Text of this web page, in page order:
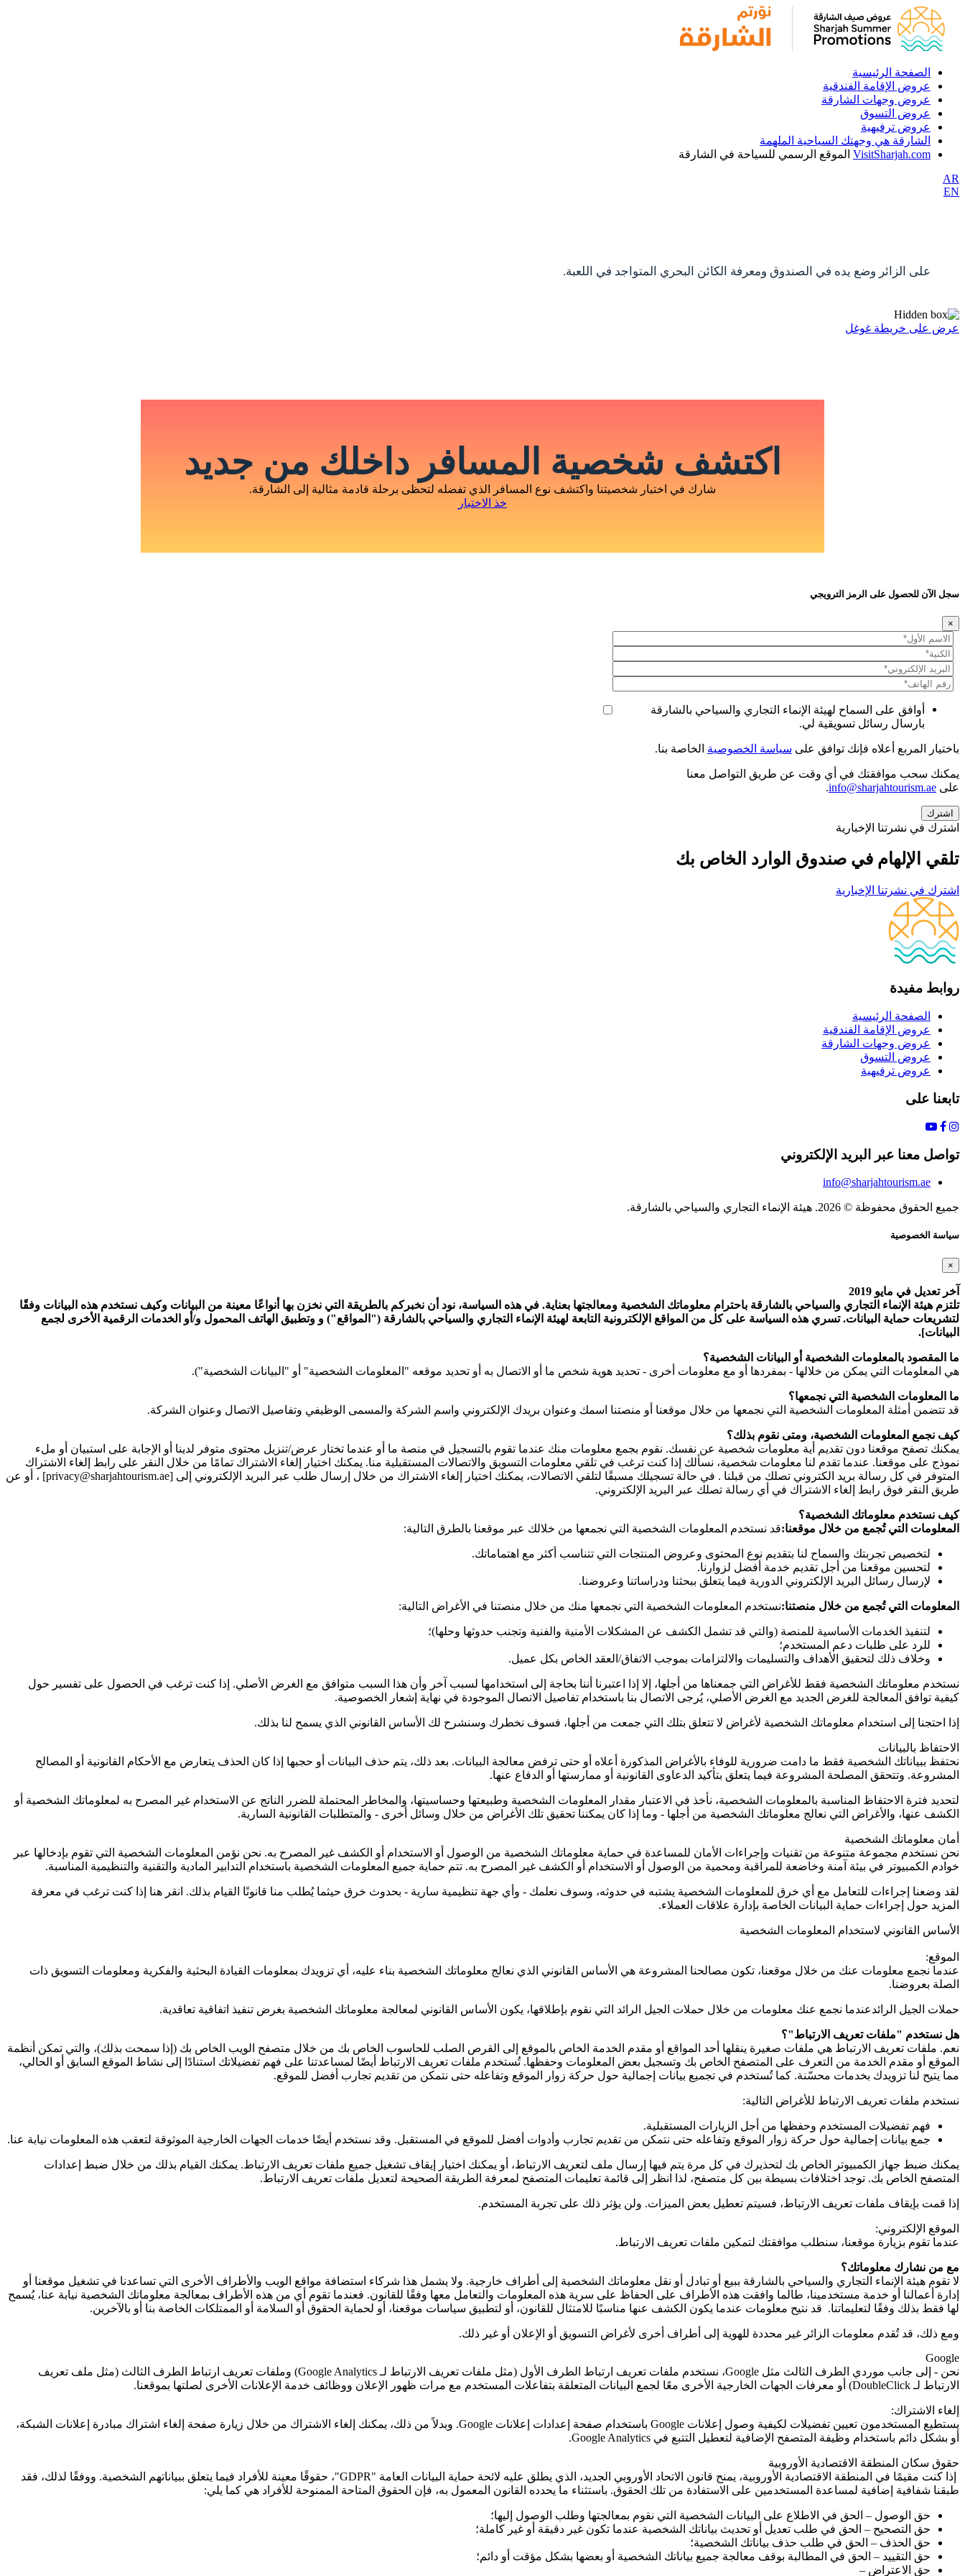
الصفحة الرئيسية
عروض الإقامة الفندقية
عروض وجهات الشارقة
عروض التسوق
عروض ترفيهية
الشارقة هي وجهتك السياحية الملهمة
VisitSharjah.com الموقع الرسمي للسياحة في الشارقة
AR
EN
على الزائر وضع يده في الصندوق ومعرفة الكائن البحري المتواجد في اللعبة.
عرض على خريطة غوغل
اكتشف شخصية المسافر داخلك من جديد
شارك في اختبار شخصيتنا واكتشف نوع المسافر الذي تفضله لتحظى برحلة قادمة مثالية إلى الشارقة.
خذ الاختبار
سجل الآن للحصول على الرمز الترويجي
×
أوافق على السماح لهيئة الإنماء التجاري والسياحي بالشارقة
بارسال رسائل تسويقية لي.
باختيار المربع أعلاه فإنك توافق على سياسة الخصوصية الخاصة بنا.
يمكنك سحب موافقتك في أي وقت عن طريق التواصل معنا
على info@sharjahtourism.ae
.
اشترك في نشرتنا الإخبارية
تلقي الإلهام في صندوق الوارد الخاص بك
اشترك في نشرتنا الإخبارية
روابط مفيدة
الصفحة الرئيسية
عروض الإقامة الفندقية
عروض وجهات الشارقة
عروض التسوق
عروض ترفيهية
تابعنا على
تواصل معنا عبر البريد الإلكتروني
info@sharjahtourism.ae
جميع الحقوق محفوظة © 2026. هيئة الإنماء التجاري والسياحي بالشارقة.
سياسة الخصوصية
×
آخر تعديل في مايو 2019
تلتزم هيئة الإنماء التجاري والسياحي بالشارقة باحترام معلوماتك الشخصية ومعالجتها بعناية. في هذه السياسة، نود أن نخبركم بالطريقة التي نخزن بها أنواعًا معينة من البيانات وكيف نستخدم هذه البيانات وفقًا
لتشريعات حماية البيانات. تسري هذه السياسة على كل من المواقع الإلكترونية التابعة لهيئة الإنماء التجاري والسياحي بالشارقة ("المواقع") و وتطبيق الهاتف المحمول و/أو الخدمات الرقمية الأخرى لجمع
البيانات].
ما المقصود بالمعلومات الشخصية أو البيانات الشخصية؟
هي المعلومات التي يمكن من خلالها - بمفردها أو مع معلومات أخرى - تحديد هوية شخص ما أو الاتصال به أو تحديد موقعه "المعلومات الشخصية" أو "البيانات الشخصية").
ما المعلومات الشخصية التي نجمعها؟
قد تتضمن أمثلة المعلومات الشخصية التي نجمعها من خلال موقعنا أو منصتنا اسمك وعنوان بريدك الإلكتروني واسم الشركة والمسمى الوظيفي وتفاصيل الاتصال وعنوان الشركة.
كيف نجمع المعلومات الشخصية، ومتى نقوم بذلك؟
يمكنك تصفح موقعنا دون تقديم أية معلومات شخصية عن نفسك. نقوم بجمع معلومات منك عندما تقوم بالتسجيل في منصة ما أو عندما تختار عرض/تنزيل محتوى متوفر لدينا أو الإجابة على استبيان أو ملء
نموذج على موقعنا. عندما تقدم لنا معلومات شخصية، نسألك إذا كنت ترغب في تلقي معلومات التسويق والاتصالات المستقبلية منا. يمكنك اختيار إلغاء الاشتراك تمامًا من خلال النقر على رابط إلغاء الاشتراك
المتوفر في كل رسالة بريد الكتروني تصلك من قبلنا . في حالة تسجيلك مسبقًا لتلقي الاتصالات، يمكنك اختيار إلغاء الاشتراك من خلال إرسال طلب عبر البريد الإلكتروني إلى [privacy@sharjahtourism.ae] ، أو عن
طريق النقر فوق رابط إلغاء الاشتراك في أي رسالة تصلك عبر البريد الإلكتروني.
كيف نستخدم معلوماتك الشخصية؟
المعلومات التي تُجمع من خلال موقعنا:قد نستخدم المعلومات الشخصية التي نجمعها من خلالك عبر موقعنا بالطرق التالية:
لتخصيص تجربتك والسماح لنا بتقديم نوع المحتوى وعروض المنتجات التي تتناسب أكثر مع اهتماماتك.
لتحسين موقعنا من أجل تقديم خدمة أفضل لزوارنا.
لإرسال رسائل البريد الإلكتروني الدورية فيما يتعلق ببحثنا ودراساتنا وعروضنا.
المعلومات التي تُجمع من خلال منصتنا:نستخدم المعلومات الشخصية التي نجمعها منك من خلال منصتنا في الأغراض التالية:
لتنفيذ الخدمات الأساسية للمنصة (والتي قد تشمل الكشف عن المشكلات الأمنية والفنية وتجنب حدوثها وحلها)؛
للرد على طلبات دعم المستخدم؛
وخلاف ذلك لتحقيق الأهداف والتسليمات والالتزامات بموجب الاتفاق/العقد الخاص بكل عميل.
نستخدم معلوماتك الشخصية فقط للأغراض التي جمعناها من أجلها، إلا إذا اعتبرنا أننا بحاجة إلى استخدامها لسبب آخر وأن هذا السبب متوافق مع الغرض الأصلي. إذا كنت ترغب في الحصول على تفسير حول
كيفية توافق المعالجة للغرض الجديد مع الغرض الأصلي، يُرجى الاتصال بنا باستخدام تفاصيل الاتصال الموجودة في نهاية إشعار الخصوصية.
إذا احتجنا إلى استخدام معلوماتك الشخصية لأغراض لا تتعلق بتلك التي جمعت من أجلها، فسوف نخطرك وسنشرح لك الأساس القانوني الذي يسمح لنا بذلك.
الاحتفاظ بالبيانات
نحتفظ ببياناتك الشخصية فقط ما دامت ضرورية للوفاء بالأغراض المذكورة أعلاه أو حتى ترفض معالجة البيانات. بعد ذلك، يتم حذف البيانات أو حجبها إذا كان الحذف يتعارض مع الأحكام القانونية أو المصالح
المشروعة. وتتحقق المصلحة المشروعة فيما يتعلق بتأكيد الدعاوى القانونية أو ممارستها أو الدفاع عنها.
لتحديد فترة الاحتفاظ المناسبة بالمعلومات الشخصية، نأخذ في الاعتبار مقدار المعلومات الشخصية وطبيعتها وحساسيتها، والمخاطر المحتملة للضرر الناتج عن الاستخدام غير المصرح به لمعلوماتك الشخصية أو
الكشف عنها، والأغراض التي نعالج معلوماتك الشخصية من أجلها - وما إذا كان يمكننا تحقيق تلك الأغراض من خلال وسائل أخرى - والمتطلبات القانونية السارية.
أمان معلوماتك الشخصية
نحن نستخدم مجموعة متنوعة من تقنيات وإجراءات الأمان للمساعدة في حماية معلوماتك الشخصية من الوصول أو الاستخدام أو الكشف غير المصرح به. نحن نؤمن المعلومات الشخصية التي تقوم بإدخالها عبر
خوادم الكمبيوتر في بيئة آمنة وخاضعة للمراقبة ومحمية من الوصول أو الاستخدام أو الكشف غير المصرح به. تتم حماية جميع المعلومات الشخصية باستخدام التدابير المادية والتقنية والتنظيمية المناسبة.
لقد وضعنا إجراءات للتعامل مع أي خرق للمعلومات الشخصية يشتبه في حدوثه، وسوف نعلمك - وأي جهة تنظيمية سارية - بحدوث خرق حيثما يُطلب منا قانونًا القيام بذلك. انقر هنا إذا كنت ترغب في معرفة
المزيد حول إجراءات حماية البيانات الخاصة بإدارة علاقات العملاء.
الأساس القانوني لاستخدام المعلومات الشخصية
الموقع:
عندما نجمع معلومات عنك من خلال موقعنا، تكون مصالحنا المشروعة هي الأساس القانوني الذي نعالج معلوماتك الشخصية بناء عليه، أي تزويدك بمعلومات القيادة البحثية والفكرية ومعلومات التسويق ذات
الصلة بعروضنا.
حملات الجيل الرائدعندما نجمع عنك معلومات من خلال حملات الجيل الرائد التي نقوم بإطلاقها، يكون الأساس القانوني لمعالجة معلوماتك الشخصية بغرض تنفيذ اتفاقية تعاقدية.
هل نستخدم "ملفات تعريف الارتباط"؟
نعم. ملفات تعريف الارتباط هي ملفات صغيرة ينقلها أحد المواقع أو مقدم الخدمة الخاص بالموقع إلى القرص الصلب للحاسوب الخاص بك من خلال متصفح الويب الخاص بك (إذا سمحت بذلك)، والتي تمكن أنظمة
الموقع أو مقدم الخدمة من التعرف على المتصفح الخاص بك وتسجيل بعض المعلومات وحفظها. تُستخدم ملفات تعريف الارتباط أيضًا لمساعدتنا على فهم تفضيلاتك استنادًا إلى نشاط الموقع السابق أو الحالي،
مما يتيح لنا تزويدك بخدمات محسّنة. كما تُستخدم في تجميع بيانات إجمالية حول حركة زوار الموقع وتفاعله حتى نتمكن من تقديم تجارب أفضل للموقع.
نستخدم ملفات تعريف الارتباط للأغراض التالية:
فهم تفضيلات المستخدم وحفظها من أجل الزيارات المستقبلية.
جمع بيانات إجمالية حول حركة زوار الموقع وتفاعله حتى نتمكن من تقديم تجارب وأدوات أفضل للموقع في المستقبل. وقد نستخدم أيضًا خدمات الجهات الخارجية الموثوقة لتعقب هذه المعلومات نيابة عنا.
يمكنك ضبط جهاز الكمبيوتر الخاص بك لتحذيرك في كل مرة يتم فيها إرسال ملف لتعريف الارتباط، أو يمكنك اختيار إيقاف تشغيل جميع ملفات تعريف الارتباط. يمكنك القيام بذلك من خلال ضبط إعدادات
المتصفح الخاص بك. توجد اختلافات بسيطة بين كل متصفح، لذا انظر إلى قائمة تعليمات المتصفح لمعرفة الطريقة الصحيحة لتعديل ملفات تعريف الارتباط.
إذا قمت بإيقاف ملفات تعريف الارتباط، فسيتم تعطيل بعض الميزات. ولن يؤثر ذلك على تجربة المستخدم.
الموقع الإلكتروني:
عندما تقوم بزيارة موقعنا، سنطلب موافقتك لتمكين ملفات تعريف الارتباط.
مع من نشارك معلوماتك؟
لا تقوم هيئة الإنماء التجاري والسياحي بالشارقة ببيع أو تبادل أو نقل معلوماتك الشخصية إلى أطراف خارجية. ولا يشمل هذا شركاء استضافة مواقع الويب والأطراف الأخرى التي تساعدنا في تشغيل موقعنا أو
إدارة أعمالنا أو خدمة مستخدمينا، طالما وافقت هذه الأطراف على الحفاظ على سرية هذه المعلومات والتعامل معها وفقًا للقانون. فعندما تقوم أي من هذه الأطراف بمعالجة معلوماتك الشخصية نيابة عنا، يُسمح
لها فقط بذلك وفقًا لتعليماتنا. قد نتيح معلومات عندما يكون الكشف عنها مناسبًا للامتثال للقانون، أو لتطبيق سياسات موقعنا، أو لحماية الحقوق أو السلامة أو الممتلكات الخاصة بنا أو بالآخرين.
ومع ذلك، قد تُقدم معلومات الزائر غير محددة للهوية إلى أطراف أخرى لأغراض التسويق أو الإعلان أو غير ذلك.
Google
نحن - إلى جانب موردي الطرف الثالث مثل Google، نستخدم ملفات تعريف ارتباط الطرف الأول (مثل ملفات تعريف الارتباط لـ Google Analytics) وملفات تعريف ارتباط الطرف الثالث (مثل ملف تعريف
الارتباط لـ DoubleClick) أو معرفات الجهات الخارجية الأخرى معًا لجمع البيانات المتعلقة بتفاعلات المستخدم مع مرات ظهور الإعلان ووظائف خدمة الإعلانات الأخرى لصلتها بموقعنا.
إلغاء الاشتراك:
يستطيع المستخدمون تعيين تفضيلات لكيفية وصول إعلانات Google باستخدام صفحة إعدادات إعلانات
Google. وبدلاً من ذلك، يمكنك إلغاء الاشتراك من خلال زيارة صفحة إلغاء اشتراك مبادرة إعلانات الشبكة،
أو بشكل دائم باستخدام وظيفة المتصفح الإضافية لتعطيل التتبع في Google Analytics
.
حقوق سكان المنطقة الاقتصادية الأوروبية
إذا كنت مقيمًا في المنطقة الاقتصادية الأوروبية، يمنح قانون الاتحاد الأوروبي الجديد، الذي يطلق عليه لائحة حماية البيانات العامة "GDPR"، حقوقًا معينة للأفراد فيما يتعلق ببياناتهم الشخصية. ووفقًا لذلك، فقد
طبقنا شفافية إضافية لمساعدة المستخدمين على الاستفادة من تلك الحقوق. باستثناء ما يحدده القانون المعمول به، فإن الحقوق المتاحة الممنوحة للأفراد هي كما يلي:
حق الوصول – الحق في الاطلاع على البيانات الشخصية التي نقوم بمعالجتها وطلب الوصول إليها؛
حق التصحيح – الحق في طلب تعديل أو تحديث بياناتك الشخصية عندما تكون غير دقيقة أو غير كاملة؛
حق الحذف – الحق في طلب حذف بياناتك الشخصية؛
حق التقييد – الحق في المطالبة بوقف معالجة جميع بياناتك الشخصية أو بعضها بشكل مؤقت أو دائم؛
حق الاعتراض –